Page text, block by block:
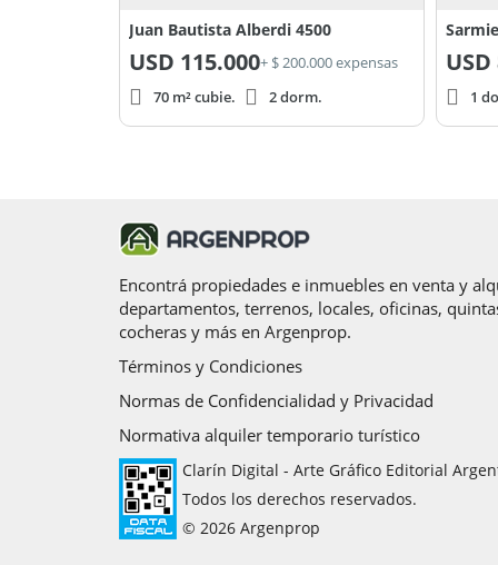
Juan Bautista Alberdi 4500
USD 115.000+ $ 200.000 expensas
70 m² cubie.
2 dorm.
USD
1
Encontrá propiedades e inmuebles en venta y
departamentos, terrenos, locales, oficinas,
cocheras y más en Argenprop.
Términos y Condiciones
Normas de Confidencialidad y Privacidad
Normativa alquiler temporario turístico
Clarín Digital - Arte Gráfico Editorial
Todos los derechos reservados.
© 2026 Argenprop